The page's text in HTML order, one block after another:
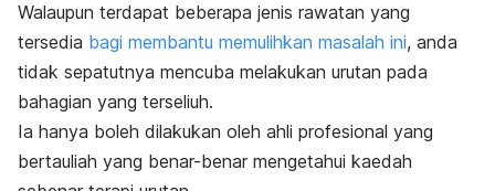
Walaupun terdapat beberapa jenis rawatan yang
tersedia bagi membantu memulihkan masalah ini, anda
tidak sepatutnya mencuba melakukan urutan pada
bahagian yang terseliuh.
Ia hanya boleh dilakukan oleh ahli profesional yang
bertauliah yang benar-benar mengetahui kaedah